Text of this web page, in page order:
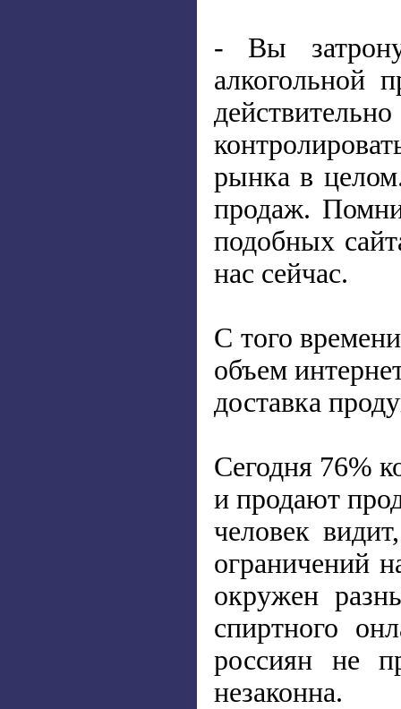
- Вы
алкогольной
рынка в
продаж.
подобных
нас сейчас.
С того
объем
доставка
Сегодня 76%
и продают
человек
ограничений
окружен
спиртного
россиян не
незаконна.